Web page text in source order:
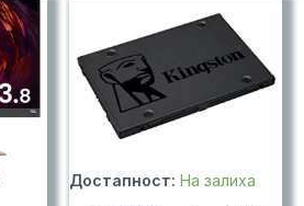
Достапност: На залиха